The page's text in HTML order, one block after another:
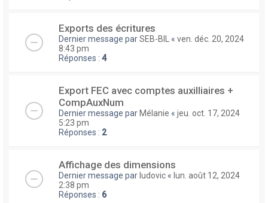
Exports des écritures
Dernier message parSEB-BIL « ven. déc. 20, 2024
8:43 pm
Réponses : 4
Export FEC avec comptes auxilliaires +
CompAuxNum
Dernier message par Mélanie « jeu. oct. 17, 2024
5:23 pm
Réponses : 2
Affichage des dimensions
Dernier message par ludovic « lun. août 12, 2024
2:38 pm
Réponses : 6